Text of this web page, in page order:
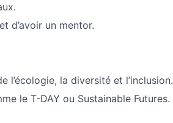
d’avoir un mentor.
l’écologie, la diversité et l’inclusion.
le T-DAY ou Sustainable Futures.